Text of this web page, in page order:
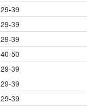
29-39
29-39
29-39
40-50
29-39
29-39
29-39